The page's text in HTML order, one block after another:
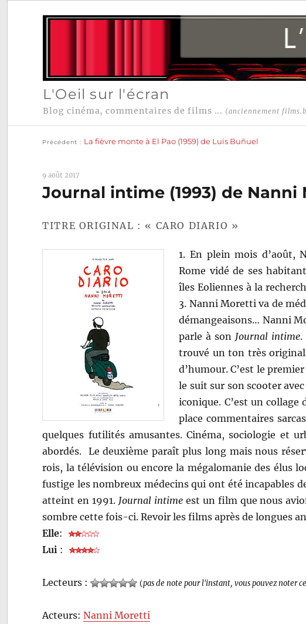
L'Oeil sur l'écran
Blog cinéma, commentaires de films ... (anciennement
Navigation
l’article
Précédent La fièvre monte à El Pao (1959) de Luis Buñuel
9 août 2017
Journal intime (1993) de Nanni
TITRE ORIGINAL : « CARO DIARIO »
1. En plein mois d’août,
Rome vidé de ses
îles Eoliennes à la
3. Nanni Moretti va de
démangeaisons… Nanni
parle à son Journal intime.
trouvé un ton très
d’humour. C’est le
le suit sur son scooter
iconique. C’est un
place commentaires
quelques futilités amusantes. Cinéma, sociologie et
abordés. Le deuxième paraît plus long mais nous
rois, la télévision ou encore la mégalomanie des élus
fustige les nombreux médecins qui ont été incapables
atteint en 1991. Journal intimeest un film que nous
sombre cette fois-ci. Revoir les films après de longues
Elle:
Lui :
Lecteurs : (pas de note pour l'instant, vous pouvez noter
Acteurs:Nanni Moretti